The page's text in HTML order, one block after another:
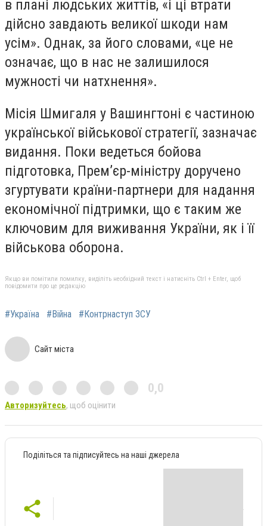
в плані людських життів, «і ці втрати
дійсно завдають великої шкоди нам
усім». Однак, за його словами, «це не
означає, що в нас не залишилося
мужності чи натхнення».
Місія Шмигаля у Вашингтоні є частиною
української військової стратегії, зазначає
видання. Поки ведеться бойова
підготовка, Прем’єр-міністру доручено
згуртувати країни-партнери для надання
економічної підтримки, що є таким же
ключовим для виживання України, як і її
військова оборона.
Якщо ви помітили помилку, виділіть необхідний текст і натисніть Ctrl + Enter, щоб
повідомити про це редакцію
#Україна #Війна #Контрнаступ ЗСУ
Сайт міста
0,0
Авторизуйтесь, щоб оцінити
Поділіться та підписуйтесь на наші джерела